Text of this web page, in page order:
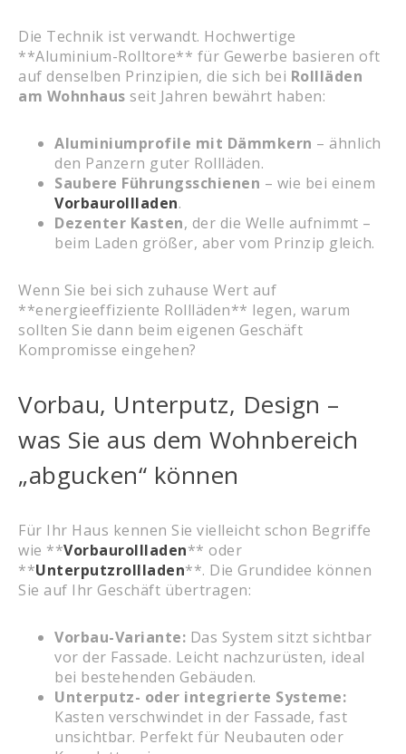
Die Technik ist verwandt. Hochwertige
**Aluminium-Rolltore** für Gewerbe basieren oft
auf denselben Prinzipien, die sich bei Rollläden
am Wohnhaus seit Jahren bewährt haben:
Aluminiumprofile mit Dämmkern – ähnlich
den Panzern guter Rollläden.
Saubere Führungsschienen – wie bei einem
Vorbaurollladen.
Dezenter Kasten, der die Welle aufnimmt –
beim Laden größer, aber vom Prinzip gleich.
Wenn Sie bei sich zuhause Wert auf
**energieeffiziente Rollläden** legen, warum
sollten Sie dann beim eigenen Geschäft
Kompromisse eingehen?
Vorbau, Unterputz, Design –
was Sie aus dem Wohnbereich
„abgucken“ können
Für Ihr Haus kennen Sie vielleicht schon Begriffe
wie **Vorbaurollladen** oder
**Unterputzrollladen**. Die Grundidee können
Sie auf Ihr Geschäft übertragen:
Vorbau-Variante: Das System sitzt sichtbar
vor der Fassade. Leicht nachzurüsten, ideal
bei bestehenden Gebäuden.
Unterputz- oder integrierte Systeme:
Kasten verschwindet in der Fassade, fast
unsichtbar. Perfekt für Neubauten oder